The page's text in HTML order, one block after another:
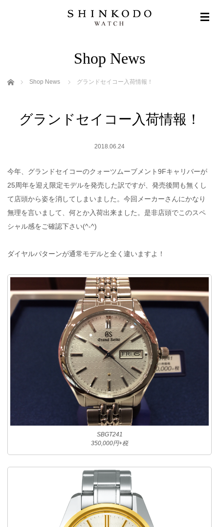
Shop News
ホーム Shop News グランドセイコー入荷情報！
グランドセイコー入荷情報！
2018.06.24
今年、グランドセイコーのクォーツムーブメント9Fキャリバーが
25周年を迎え限定モデルを発売した訳ですが、発売後間も無くし
て店頭から姿を消してしまいました。今回メーカーさんにかなり
無理を言いまして、何とか入荷出来ました。是非店頭でこのスペ
シャル感をご確認下さい(^-^)
ダイヤルパターンが通常モデルと全く違いますよ！
SBGT241
350,000円+税